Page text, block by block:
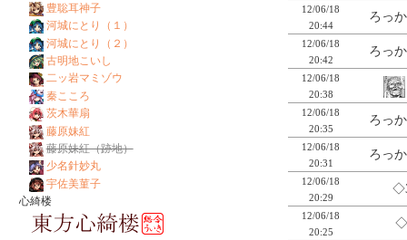
12/06/18
20:44
ろっ
12/06/18
20:42
ろっ
12/06/18
20:38
12/06/18
20:35
ろっ
12/06/18
20:31
ろっ
12/06/18
20:29
12/06/18
20:25
豊聡耳神子
河城にとり（１）
河城にとり（２）
古明地こいし
二ッ岩マミゾウ
秦こころ
茨木華扇
藤原妹紅
藤原妹紅（跡地）
少名針妙丸
宇佐美菫子
心綺楼